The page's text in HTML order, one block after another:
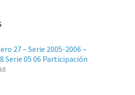
27 – Serie 2005-2006 –
Serie 05 06 Participación